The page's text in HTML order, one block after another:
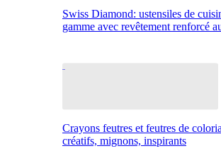
Swiss Diamond: ustensiles de
gamme avec revêtement renforcé
Crayons feutres et feutres de
créatifs, mignons, inspirants